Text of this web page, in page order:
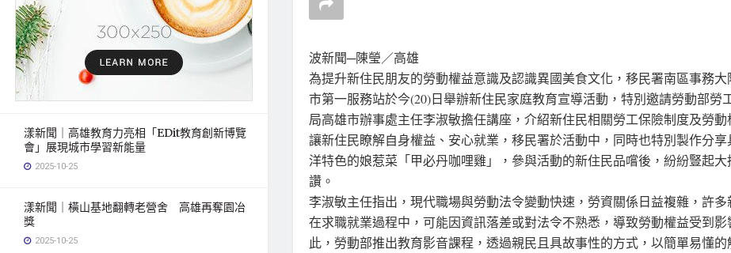
漾新聞｜高雄教育力亮相「EDit教育創新博覽
會」展現城市學習新能量
2025-10-25
漾新聞｜橫山基地翻轉老營舍 高雄再奪園冶
獎
2025-10-25
波新聞─陳瑩／高雄
為提升新住民朋友的勞動權益意識及認識異國美食文化，移民署南區事務大
市第一服務站於今(20)日舉辦新住民家庭教育宣導活動，特別邀請勞動部勞
局高雄市辦事處主任李淑敏擔任講座，介紹新住民相關勞工保險制度及勞動
讓新住民瞭解自身權益、安心就業，移民署於活動中，同時也特別製作分享
洋特色的娘惹菜「甲必丹咖哩雞」，參與活動的新住民品嚐後，紛紛豎起大
讚。
李淑敏主任指出，現代職場與勞動法令變動快速，勞資關係日益複雜，許多
在求職就業過程中，可能因資訊落差或對法令不熟悉，導致勞動權益受到影
此，勞動部推出教育影音課程，透過親民且具故事性的方式，以簡單易懂的